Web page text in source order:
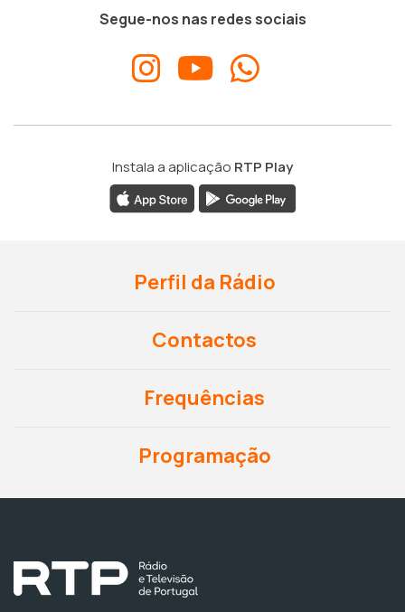
Segue-nos nas redes sociais
Instala a aplicação RTP Play
Perfil da Rádio
Contactos
Frequências
Programação